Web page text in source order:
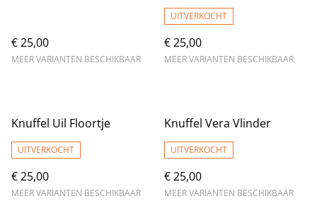
€ 25,00
MEER VARIANTEN BESCHIKBAAR
UITVERKOCHT
€ 25,00
MEER VARIANTEN BESCHIKBAAR
Knuffel Uil Floortje
UITVERKOCHT
€ 25,00
MEER VARIANTEN BESCHIKBAAR
Knuffel Vera Vlinder
UITVERKOCHT
€ 25,00
MEER VARIANTEN BESCHIKBAAR